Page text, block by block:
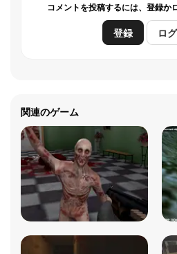
コメントを投稿するには、登録か
登録 ロ
関連のゲーム